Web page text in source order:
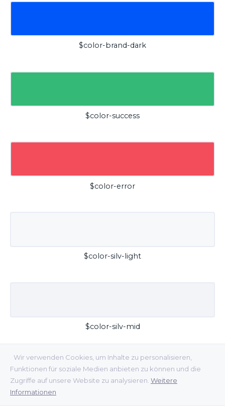
Wir verwenden Cookies, um Inhalte zu personalisieren,
Funktionen für soziale Medien anbieten zu können und die
Zugriffe auf unsere Website zu analysieren. Weitere
Informationen
$color-brand-dark
$color-success
$color-error
$color-silv-light
$color-silv-mid